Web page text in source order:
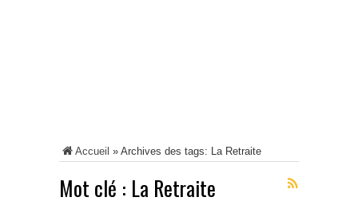
Accueil » Archives des tags: La Retraite
Mot clé : La Retraite